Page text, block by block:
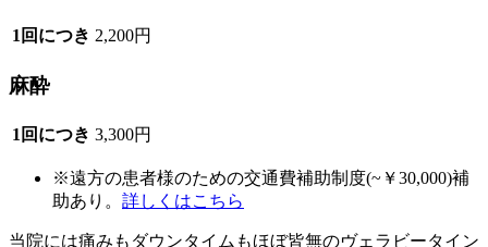
1回につき 2,200円
麻酔
1回につき 3,300円
※遠方の患者様のための交通費補助制度(~￥30,000)補
助あり。 詳しくはこちら
当院には痛みもダウンタイムもほぼ皆無のヴェラビータイン